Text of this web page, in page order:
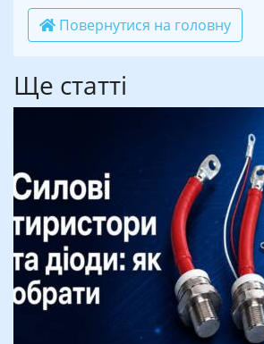
Повернутися на головну
Ще статті